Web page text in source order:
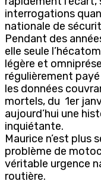
interrogations
nationale de
Pendant des
elle seule
légère et
régulièrement
les données
mortels, du 1er
aujourd’hui une
inquiétante.
Maurice n’est plus
problème de
véritable urgence
routière.